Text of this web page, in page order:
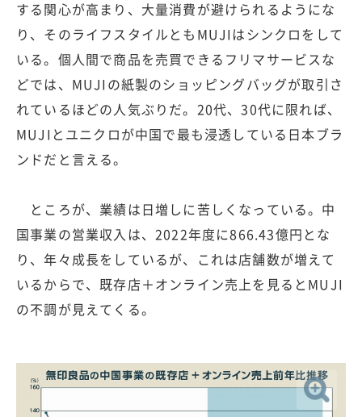
する関心が高まり、大量消費が避けられるようにな
り、そのライフスタイルともMUJIはシンクロをして
いる。個人間で商品を売買できるフリマサービスな
どでは、MUJIの紙製のショッピングバッグが取引さ
れているほどの人気ぶりだ。20代、30代に限れば、
MUJIとユニクロが中国で最も浸透している日本ブラ
ンドだと言える。
ところが、業績は日増しに苦しくなっている。中
国事業の営業収入は、2022年度に866.43億円とな
り、年々成長をしているが、これは店舗数が増えて
いるからで、既存店＋オンライン売上を見るとMUJI
の不調が見えてくる。